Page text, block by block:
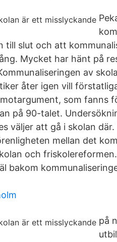
till slut och att
Mycket har hänt på
av
åter igen vill
som fanns
på 90-talet.
väljer att gå i skolan
mellan det
och
bakom
på